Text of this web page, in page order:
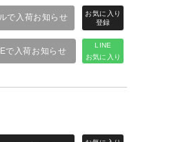
LINE
お気に入り
で入荷お知らせ
で入荷お知らせ